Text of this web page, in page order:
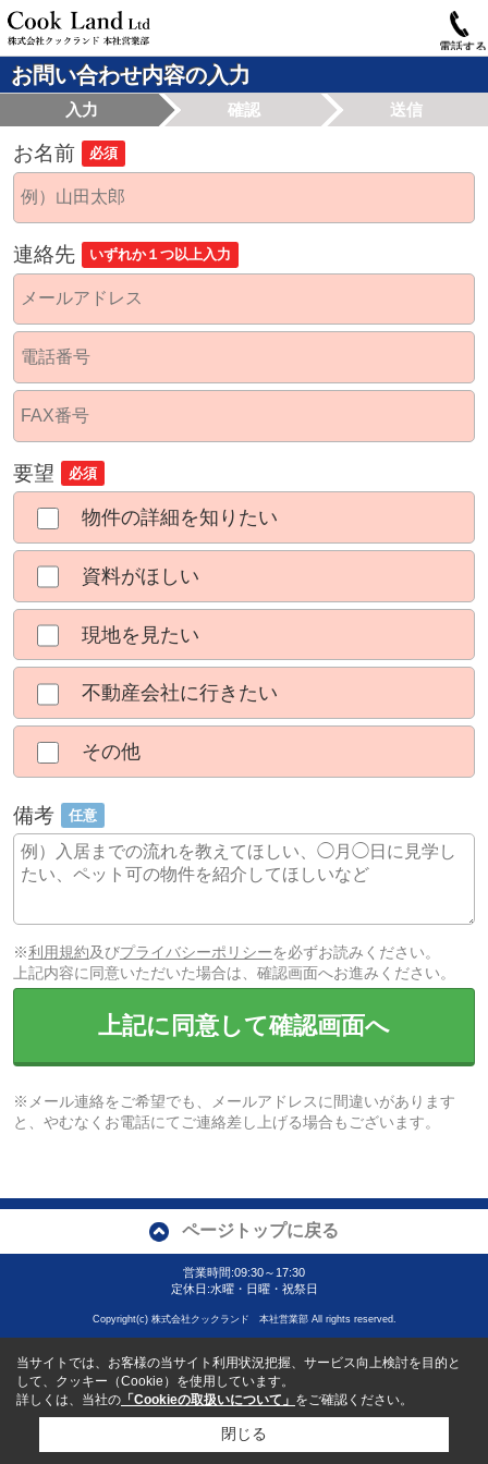
電話する
お問い合わせ内容の入力
入力 確認 送信
お名前 必須
連絡先 いずれか１つ以上入力
要望 必須
物件の詳細を知りたい
資料がほしい
現地を見たい
不動産会社に行きたい
その他
備考 任意
※利用規約及びプライバシーポリシーを必ずお読みください。
上記内容に同意いただいた場合は、確認画面へお進みください。
上記に同意して確認画面へ
※メール連絡をご希望でも、メールアドレスに間違いがあります
と、やむなくお電話にてご連絡差し上げる場合もございます。
ページトップに戻る
営業時間:09:30～17:30
定休日:水曜・日曜・祝祭日
Copyright(c) 株式会社クックランド 本社営業部 All rights reserved.
当サイトでは、お客様の当サイト利用状況把握、サービス向上検討を目的と
して、クッキー（Cookie）を使用しています。
詳しくは、当社の 「Cookieの取扱いについて」 をご確認ください。
閉じる